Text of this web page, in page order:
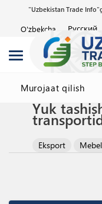
"Uzbekistan Trade
O'zbekcha Русский
Murojaat qilish
Yuk
Eksport Mebel